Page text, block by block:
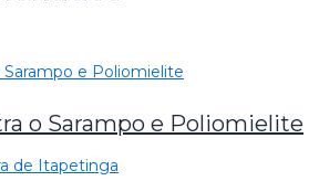
o Sarampo e Poliomielite
de Itapetinga